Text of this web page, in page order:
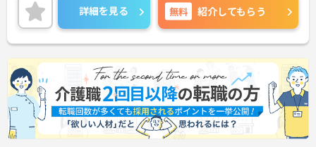
詳細を見る 無料 紹介してもらう